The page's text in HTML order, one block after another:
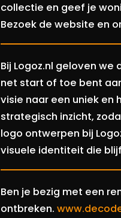
collectie en geef je
Bezoek de website en
Bij Logoz.nl geloven
net start of toe bent
visie naar een uniek
strategisch inzicht,
logo ontwerpen bij
visuele identiteit die
Ben je bezig met een
ontbreken.